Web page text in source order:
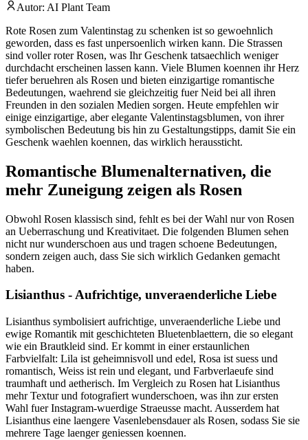
Autor: AI Plant Team
Rote Rosen zum Valentinstag zu schenken ist so gewoehnlich
geworden, dass es fast unpersoenlich wirken kann. Die Strassen
sind voller roter Rosen, was Ihr Geschenk tatsaechlich weniger
durchdacht erscheinen lassen kann. Viele Blumen koennen ihr Herz
tiefer beruehren als Rosen und bieten einzigartige romantische
Bedeutungen, waehrend sie gleichzeitig fuer Neid bei all ihren
Freunden in den sozialen Medien sorgen. Heute empfehlen wir
einige einzigartige, aber elegante Valentinstagsblumen, von ihrer
symbolischen Bedeutung bis hin zu Gestaltungstipps, damit Sie ein
Geschenk waehlen koennen, das wirklich heraussticht.
Romantische Blumenalternativen, die
mehr Zuneigung zeigen als Rosen
Obwohl Rosen klassisch sind, fehlt es bei der Wahl nur von Rosen
an Ueberraschung und Kreativitaet. Die folgenden Blumen sehen
nicht nur wunderschoen aus und tragen schoene Bedeutungen,
sondern zeigen auch, dass Sie sich wirklich Gedanken gemacht
haben.
Lisianthus - Aufrichtige, unveraenderliche Liebe
Lisianthus symbolisiert aufrichtige, unveraenderliche Liebe und
ewige Romantik mit geschichteten Bluetenblaettern, die so elegant
wie ein Brautkleid sind. Er kommt in einer erstaunlichen
Farbvielfalt: Lila ist geheimnisvoll und edel, Rosa ist suess und
romantisch, Weiss ist rein und elegant, und Farbverlaeufe sind
traumhaft und aetherisch. Im Vergleich zu Rosen hat Lisianthus
mehr Textur und fotografiert wunderschoen, was ihn zur ersten
Wahl fuer Instagram-wuerdige Straeusse macht. Ausserdem hat
Lisianthus eine laengere Vasenlebensdauer als Rosen, sodass Sie sie
mehrere Tage laenger geniessen koennen.